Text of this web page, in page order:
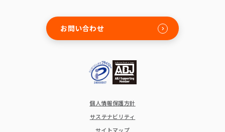
お問い合わせ
個人情報保護方針
サステナビリティ
サイトマップ